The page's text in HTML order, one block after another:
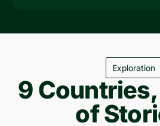
Exploration
9
of